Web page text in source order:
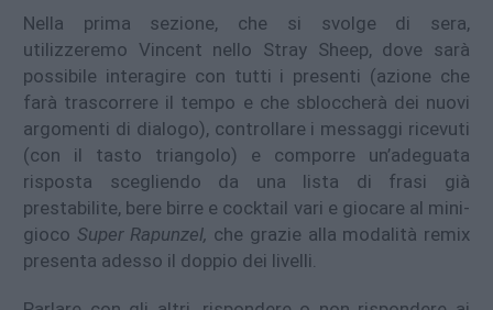
Nella prima sezione, che si svolge di sera,
utilizzeremo Vincent nello Stray Sheep, dove sarà
possibile interagire con tutti i presenti (azione che
farà trascorrere il tempo e che sbloccherà dei nuovi
argomenti di dialogo), controllare i messaggi ricevuti
(con il tasto triangolo) e comporre un’adeguata
risposta scegliendo da una lista di frasi già
prestabilite, bere birre e cocktail vari e giocare al mini-
gioco Super Rapunzel, che grazie alla modalità remix
presenta adesso il doppio dei livelli.